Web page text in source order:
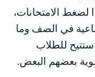
الامتحانات،
في الصف وما
ستتيح للطلاب
بعضهم البعض.